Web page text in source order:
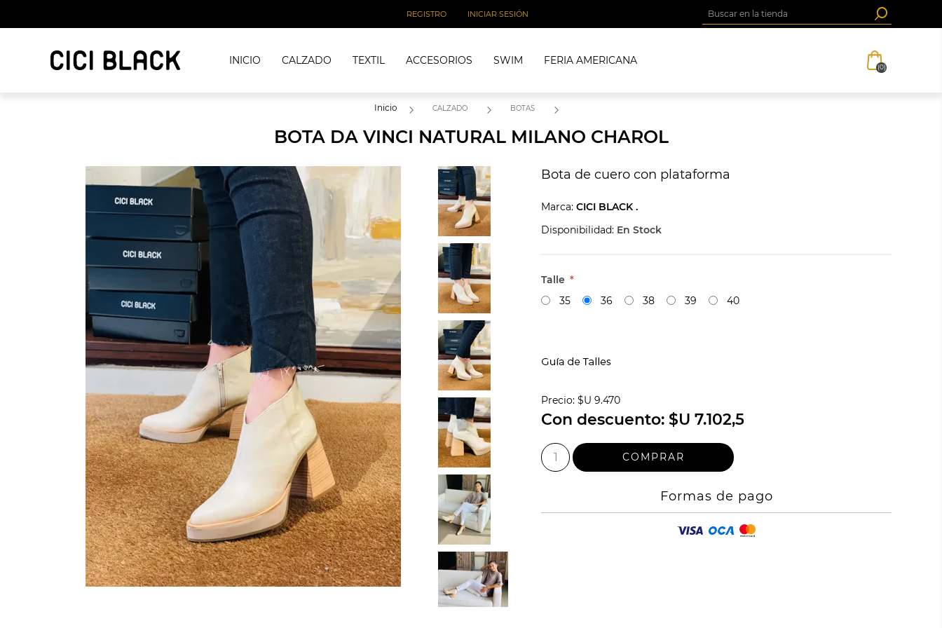
REGISTRO INICIAR SESIÓN
INICIO CALZADO TEXTIL ACCESORIOS SWIM FERIA AMERICANA
(0)
Inicio CALZADO BOTAS
BOTA DA VINCI NATURAL MILANO CHAROL
Bota de cuero con plataforma
Marca: CICI BLACK .
Disponibilidad: En Stock
Talle *
35
36 38 39 40
Precio: $U 9.470
Con descuento: $U 7.102,5
Formas de pago